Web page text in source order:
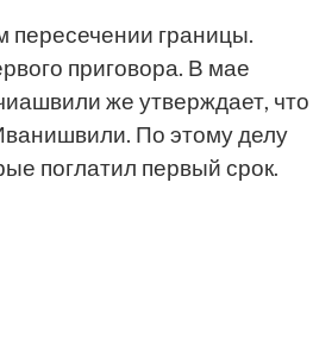
границы.
приговора. В мае
же утверждает, что
По этому делу
поглатил первый срок.